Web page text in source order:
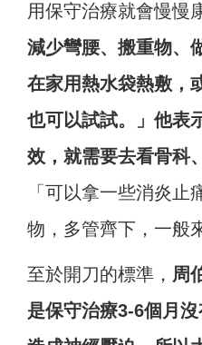
用保守治療就會慢慢
減少彎腰、搬重物、
在家用熱水袋熱敷，
也可以試試。」他表
效，就需要去看骨科
「可以拿一些消炎
物，多管齊下，一般
至於開刀的標準， 周
是保守治療3-6個月